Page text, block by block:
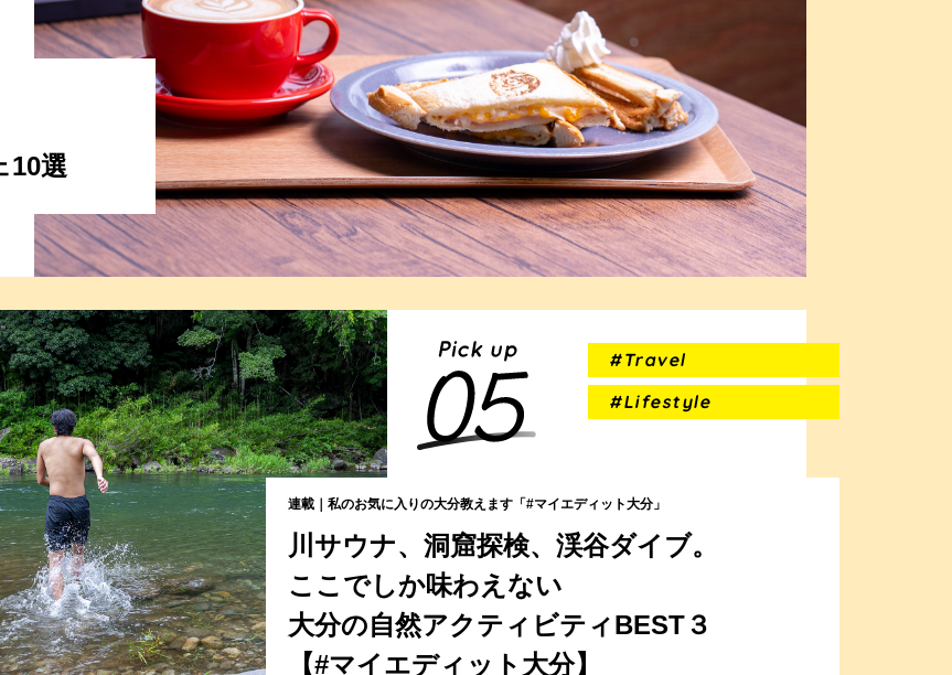
10選
#Travel
#Lifestyle
連載｜私のお気に入りの大分教えます「#マイエディット大分」
川サウナ、洞窟探検、渓谷ダイブ。
ここでしか味わえない
大分の自然アクティビティBEST３
【#マイエディット大分】